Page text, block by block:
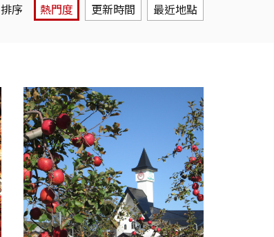
排序 熱門度 更新時間 最近地點